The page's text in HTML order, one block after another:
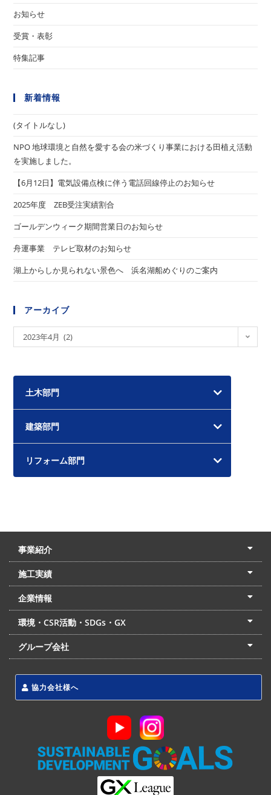
お知らせ
受賞・表彰
特集記事
新着情報
(タイトルなし)
NPO 地球環境と自然を愛する会の米づくり事業における田植え活動
を実施しました。
【6月12日】電気設備点検に伴う電話回線停止のお知らせ
2025年度 ZEB受注実績割合
ゴールデンウィーク期間営業日のお知らせ
舟運事業 テレビ取材のお知らせ
湖上からしか見られない景色へ 浜名湖船めぐりのご案内
アーカイブ
ー
イ
2023年4月 (2)
土木部門
建築部門
リフォーム部門
事業紹介
土木本部
建築本部
PPP・PFI
リフォーム・リノベーション
中村建設の家
施工実績
土木部門
建築部門
リフォーム部門
住宅部門
名古屋支店
東京支店
企業情報
会社概要
経営理念
沿革
リクルート
最新情報
お問合せ
環境・CSR活動・SDGs・GX
LSS流動化処理工法
CSR・SDGs・GX
発電事業
次世代ZEBオフィス
グループ会社
協力会社様へ